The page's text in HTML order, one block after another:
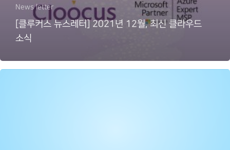
News letter
[클루커스 뉴스레터] 2021년 12월, 최신 클라우드
소식